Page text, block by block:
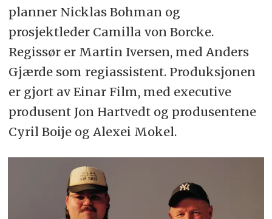
planner Nicklas Bohman og
prosjektleder Camilla von Borcke.
Regissør er Martin Iversen, med Anders
Gjærde som regiassistent. Produksjonen
er gjort av Einar Film, med executive
produsent Jon Hartvedt og produsentene
Cyril Boije og Alexei Mokel.